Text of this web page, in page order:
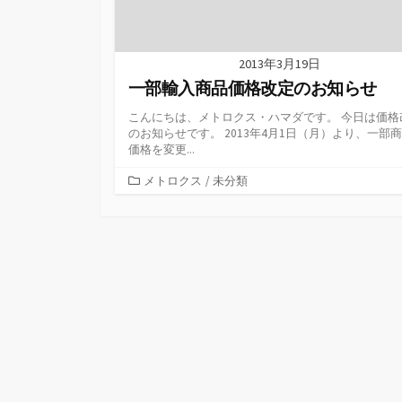
2013年3月19日
一部輸入商品価格改定のお知らせ
こんにちは、メトロクス・ハマダです。 今日は価格
のお知らせです。 2013年4月1日（月）より、一部
価格を変更...
カメトロクス / 未分類